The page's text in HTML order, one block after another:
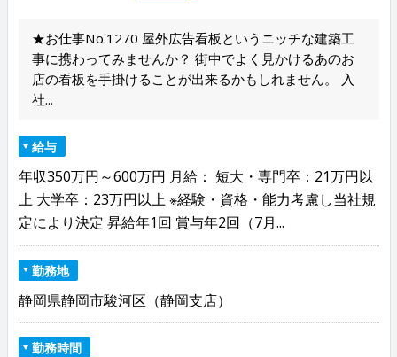
★お仕事No.1270 屋外広告看板というニッチな建築工
事に携わってみませんか？ 街中でよく見かけるあのお
店の看板を手掛けることが出来るかもしれません。 入
社...
給与
年収350万円～600万円 月給： 短大・専門卒：21万円以
上 大学卒：23万円以上 ※経験・資格・能力考慮し当社規
定により決定 昇給年1回 賞与年2回（7月...
勤務地
静岡県静岡市駿河区（静岡支店）
勤務時間